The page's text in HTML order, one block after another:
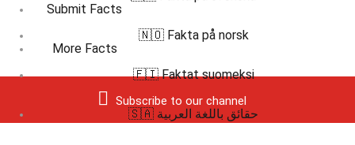
Submit Facts
More Facts
Subscribe to our channel
🇳🇴 Fakta på norsk
🇫🇮 Faktat suomeksi
🇸🇦 حقائق باللغة العربية